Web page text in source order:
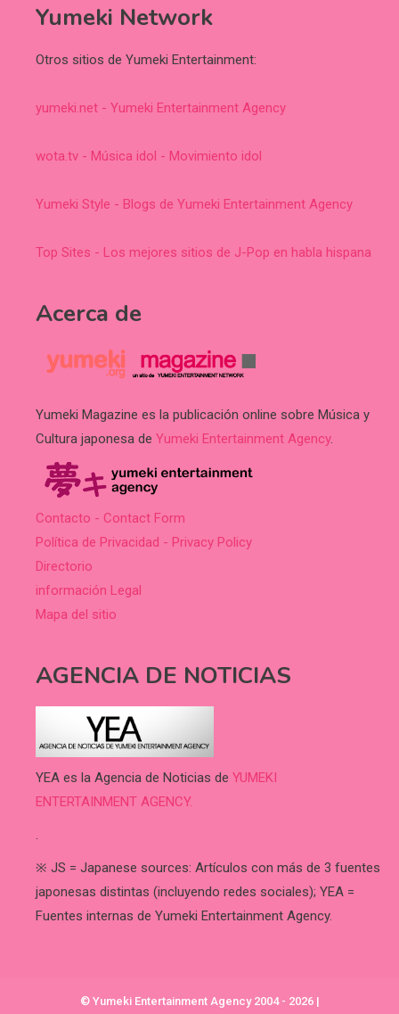
Yumeki Network
Otros sitios de Yumeki Entertainment:
yumeki.net - Yumeki Entertainment Agency
wota.tv - Música idol - Movimiento idol
Yumeki Style - Blogs de Yumeki Entertainment Agency
Top Sites - Los mejores sitios de J-Pop en habla hispana
Acerca de
Yumeki Magazine es la publicación online sobre Música y
Cultura japonesa de Yumeki Entertainment Agency.
Contacto - Contact Form
Política de Privacidad - Privacy Policy
Directorio
información Legal
Mapa del sitio
AGENCIA DE NOTICIAS
YEA es la Agencia de Noticias de YUMEKI
ENTERTAINMENT AGENCY.
.
※ JS = Japanese sources: Artículos con más de 3 fuentes
japonesas distintas (incluyendo redes sociales); YEA =
Fuentes internas de Yumeki Entertainment Agency.
© Yumeki Entertainment Agency 2004 - 2026 |